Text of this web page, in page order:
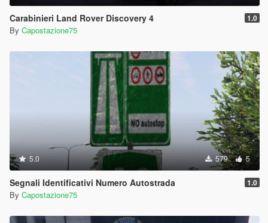
Carabinieri Land Rover Discovery 4 1.0
By Capostazione75
5.0 579 5
Segnali Identificativi Numero Autostrada 1.0
By Capostazione75